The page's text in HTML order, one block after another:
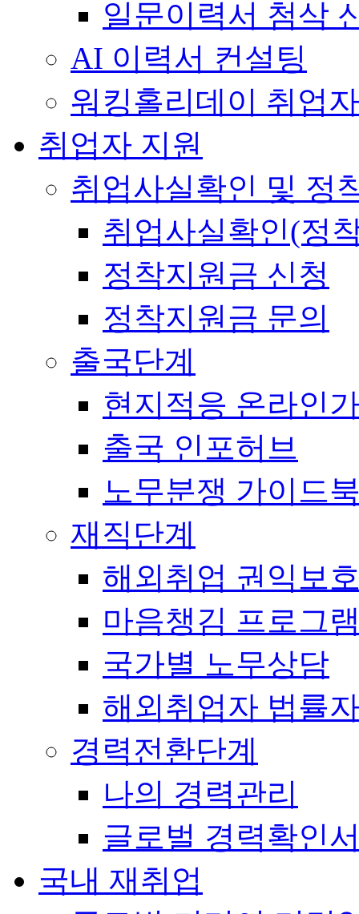
일문이력서 첨삭
AI 이력서 컨설팅
워킹홀리데이 취업
취업자 지원
취업사실확인 및 정
취업사실확인(정
정착지원금 신청
정착지원금 문의
출국단계
현지적응 온라인
출국 인포허브
노무분쟁 가이드
재직단계
해외취업 권익보
마음챙김 프로그
국가별 노무상담
해외취업자 법률
경력전환단계
나의 경력관리
글로벌 경력확인
국내 재취업